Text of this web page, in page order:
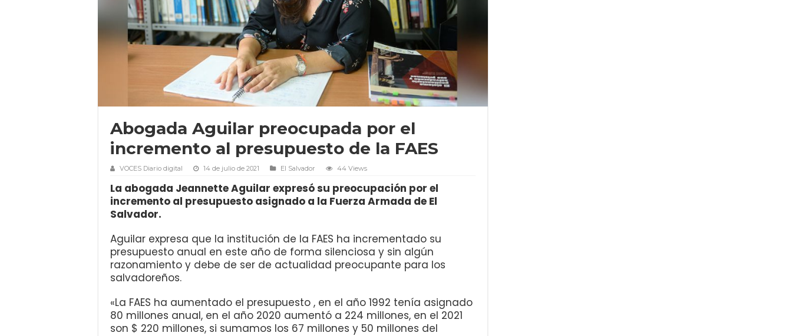
Abogada Aguilar preocupada por el
incremento al presupuesto de la FAES
VOCES Diario digital 14 de julio de 2021 El Salvador 44 Views
La abogada Jeannette Aguilar expresó su preocupación por el
incremento al presupuesto asignado a la Fuerza Armada de El
Salvador.
Aguilar expresa que la institución de la FAES ha incrementado su
presupuesto anual en este año de forma silenciosa y sin algún
razonamiento y debe de ser de actualidad preocupante para los
salvadoreños.
«La FAES ha aumentado el presupuesto , en el año 1992 tenía asignado
80 millones anual, en el año 2020 aumentó a 224 millones, en el 2021
son $ 220 millones, si sumamos los 67 millones y 50 millones del